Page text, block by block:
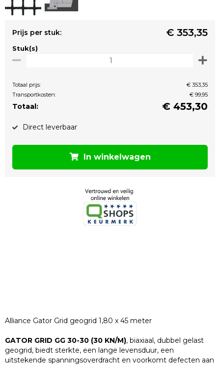
Prijs per stuk: € 353,35
Stuk(s)
Totaal prijs:
€ 353,35
Transportkosten:
€ 99,95
Totaal: € 453,30
Direct leverbaar
In winkelwagen
Alliance Gator Grid geogrid 1,80 x 45 meter
GATOR GRID GG 30-30 (30 KN/M), biaxiaal, dubbel gelast
geogrid, biedt sterkte, een lange levensduur, een
uitstekende spanningsoverdracht en voorkomt defecten aan